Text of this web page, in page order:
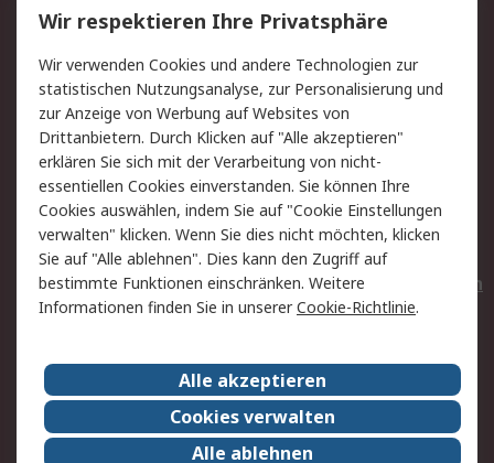
Value Added Services
Lieferlösungen
Rücksendungen
Kontakt
Hilfe
Privatkunden
Rechtliches
AGB
Datenschutz
Cookie-Richtlinie
Zahlungsbedingungen
Copyright/Impressum
Entsorgung
Elektrogeräte/Batterien
RS weltweit
Karriere bei RS
Nachhaltigkeit
Qualität/Umwelt/ZertifikatePresse-Center
Wir respektieren Ihre Privatsphäre
Wir verwenden Cookies und andere Technologien zur
statistischen Nutzungsanalyse, zur Personalisierung und
zur Anzeige von Werbung auf Websites von
Drittanbietern. Durch Klicken auf "Alle akzeptieren"
erklären Sie sich mit der Verarbeitung von nicht-
essentiellen Cookies einverstanden. Sie können Ihre
Cookies auswählen, indem Sie auf "Cookie Einstellungen
verwalten" klicken. Wenn Sie dies nicht möchten, klicken
Sie auf "Alle ablehnen". Dies kann den Zugriff auf
bestimmte Funktionen einschränken. Weitere
Informationen finden Sie in unsererCookie-Richtlinie.
Alle akzeptieren
Cookies verwalten
Alle ablehnen